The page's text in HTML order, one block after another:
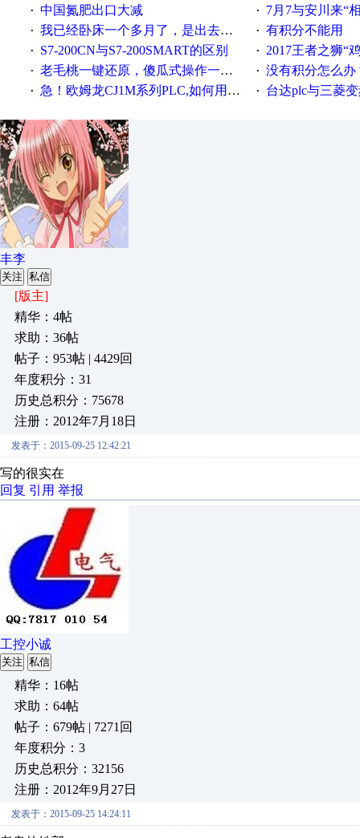
· 中国氮肥出口大减 · 7月7与安川来“
· 我已经卧床一个多月了，是出去安装机械手在高速遭遇车祸所致:大家工作都要特别注意啊 · 有积分不能用
· S7-200CN与S7-200SMART的区别 · 2017王者之狮“鸡”情签到
· 老毛桃一键还原，傻瓜式操作一键轻松备份还原；程序为向导式安装，一键即可实现自动备份或还原系统。 · 没有积分怎么办
· 急！欧姆龙CJ1M系列PLC,如何用时间控制变频器。要求时间在组态王中可以自由输入！拜托各位大神了！ · 台达plc与三菱
丰李
关注 私信
[版主]
精华：4帖
求助：36帖
帖子：953帖 | 4429回
年度积分：31
历史总积分：75678
注册：2012年7月18日
发表于：2015-09-25 12:42:21
写的很实在
回复 引用 举报
工控小诚
关注 私信
精华：16帖
求助：64帖
帖子：679帖 | 7271回
年度积分：3
历史总积分：32156
注册：2012年9月27日
发表于：2015-09-25 14:24:11